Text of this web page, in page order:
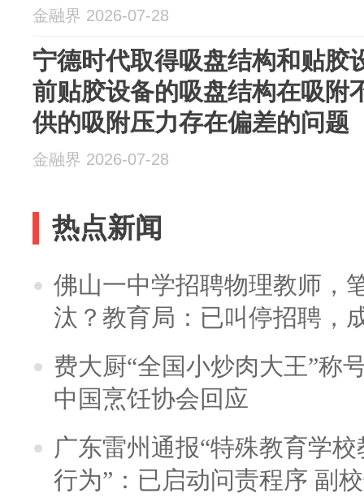
金融界 2026-07-28
宁德时代取得吸盘结构和贴胶
前贴胶设备的吸盘结构在吸附
供的吸附压力存在偏差的问题
金融界 2026-07-28
热点新闻
佛山一中学招聘物理教师，
汰？教育局：已叫停招聘，
费大厨“全国小炒肉大王”称
中国烹饪协会回应
广东雷州通报“特殊教育学
行为”：已启动问责程序 副